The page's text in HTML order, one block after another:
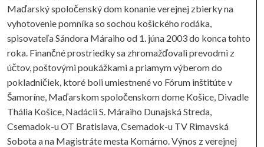
Maďarský spoločenský dom konanie verejnej zbierky na
vyhotovenie pomníka so sochou košického rodáka,
spisovateľa Sándora Máraiho od 1. júna 2003 do konca tohto
roka. Finančné prostriedky sa zhromažďovali prevodmi z
účtov, poštovými poukážkami a priamym výberom do
pokladničiek, ktoré boli umiestnené vo Fórum inštitúte v
Šamoríne, Maďarskom spoločenskom dome Košice, Divadle
Thália Košice, Nadácii S. Máraiho Dunajská Streda,
Csemadok-u OT Bratislava, Csemadok-u TV Rimavská
Sobota a na Magistráte mesta Komárno. Výnos z verejnej